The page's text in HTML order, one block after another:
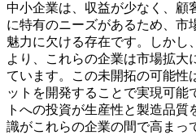
中小企業は、収益が少なく、顧
に特有のニーズがあるため、市
魅力に欠ける存在です。しかし
より、これらの企業は市場拡大
ています。この未開拓の可能性
ットを開発することで実現可能
トへの投資が生産性と製造品
識がこれらの企業の間で高まっ